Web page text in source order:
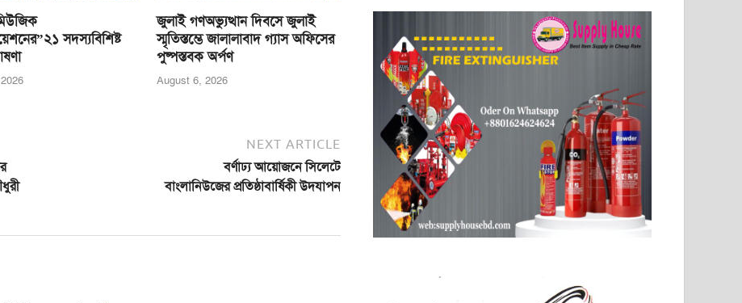
সদস্যবিশিষ্ট
জুলাই গণঅভ্যুত্থান দিবসে জুলাই
স্মৃতিস্তম্ভে জালালাবাদ গ্যাস অফিসের
পুষ্পস্তবক অর্পণ
August 6, 2026
NEXT ARTICLE
বর্ণাঢ্য আয়োজনে সিলেটে
বাংলানিউজের প্রতিষ্ঠাবার্ষিকী উদযাপন